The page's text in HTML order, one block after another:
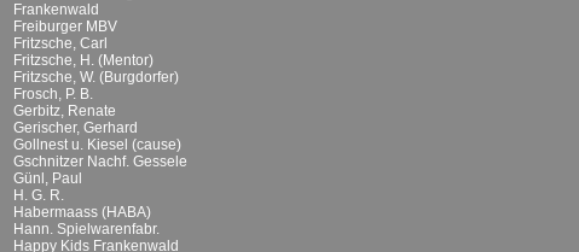
Frankenwald
Freiburger MBV
Fritzsche, Carl
Fritzsche, H. (Mentor)
Fritzsche, W. (Burgdorfer)
Frosch, P. B.
Gerbitz, Renate
Gerischer, Gerhard
Gollnest u. Kiesel (cause)
Gschnitzer Nachf. Gessele
Günl, Paul
H. G. R.
Habermaass (HABA)
Hann. Spielwarenfabr.
Happy Kids Frankenwald